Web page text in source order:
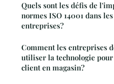
Quels sont les défis de
normes ISO 14001 dans
entreprises?
Comment les entreprises
utiliser la technologie
client en magasin?